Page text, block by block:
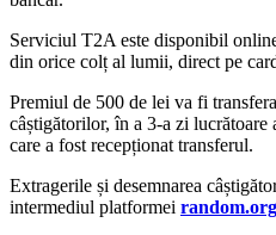
Serviciul T2A este disponibil
din orice colț al lumii, direct pe
Premiul de 500 de lei va fi
câștigătorilor, în a 3-a zi lucrătoare
care a fost recepționat transferul.
Extragerile și desemnarea
intermediul platformei random.org